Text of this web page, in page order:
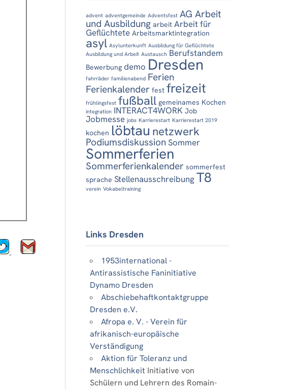
advent adventgemeinde Adventsfest AG Arbeit
und Ausbildung arbeit Arbeit für
Geflüchtete Arbeitsmarktintegration
asyl Asylunterkunft Ausbildung für Geflüchtete
Ausbildung und Arbeit Austausch Berufstandem
Bewerbung demo Dresden
fahrräder familienabend Ferien
Ferienkalender fest freizeit
frühlingsfest fußball gemeinames Kochen
integration INTERACT4WORK Job
Jobmesse jobs Karrierestart Karrierestart 2019
kochen löbtau netzwerk
PodiumsdiskussionSommer
Sommerferien
Sommerferienkalender sommerfest
sprache Stellenausschreibung T8
verein Vokabeltraining
Links Dresden
1953international -
Antirassistische Faninitiative
Dynamo Dresden
Abschiebehaftkontaktgruppe
Dresden e.V.
Afropa e. V. - Verein für
afrikanisch-europäische
Verständigung
Aktion für Toleranz und
Menschlichkeit Initiative von
Schülern und Lehrern des Romain-